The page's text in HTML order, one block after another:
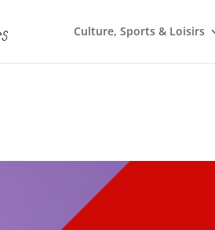
Culture, Sports & Loisirs